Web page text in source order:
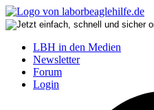
LBH in den Medien
Newsletter
Forum
Login